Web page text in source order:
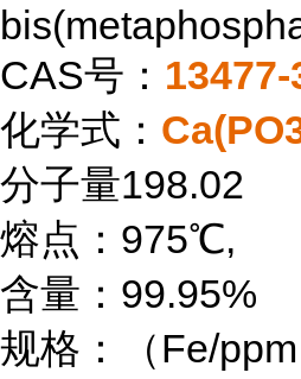
CAS号： 13477-
化学式：
分子量198.02
熔点：975℃,
含量：99.95%
规格：（Fe/ppm